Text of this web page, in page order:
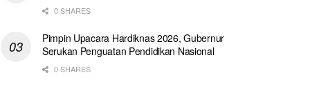
0 SHARES
Pimpin Upacara Hardiknas 2026, Gubernur
Serukan Penguatan Pendidikan Nasional
0 SHARES